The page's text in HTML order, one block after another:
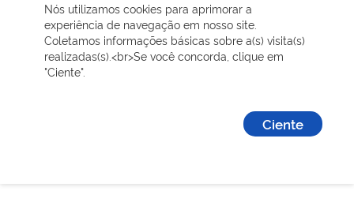
Nós utilizamos cookies para aprimorar a
experiência de navegação em nosso site.
Coletamos informações básicas sobre a(s) visita(s)
realizadas(s).<br>Se você concorda, clique em
"Ciente".
Ciente